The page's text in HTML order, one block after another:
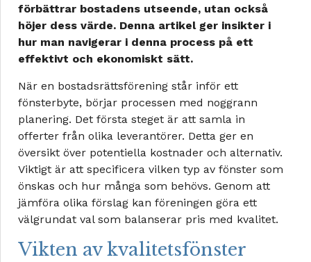
förbättrar bostadens utseende, utan också
höjer dess värde. Denna artikel ger insikter i
hur man navigerar i denna process på ett
effektivt och ekonomiskt sätt.
När en bostadsrättsförening står inför ett
fönsterbyte, börjar processen med noggrann
planering. Det första steget är att samla in
offerter från olika leverantörer. Detta ger en
översikt över potentiella kostnader och alternativ.
Viktigt är att specificera vilken typ av fönster som
önskas och hur många som behövs. Genom att
jämföra olika förslag kan föreningen göra ett
välgrundat val som balanserar pris med kvalitet.
Vikten av kvalitetsfönster